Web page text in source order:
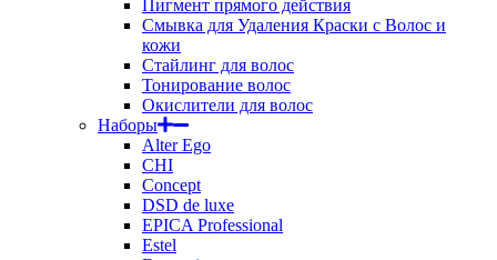
Пигмент прямого действия
Смывка для Удаления Краски с Волос и
кожи
Стайлинг для волос
Тонирование волос
Окислители для волос
Наборы
Alter Ego
CHI
Concept
DSD de luxe
EPICA Professional
Estel